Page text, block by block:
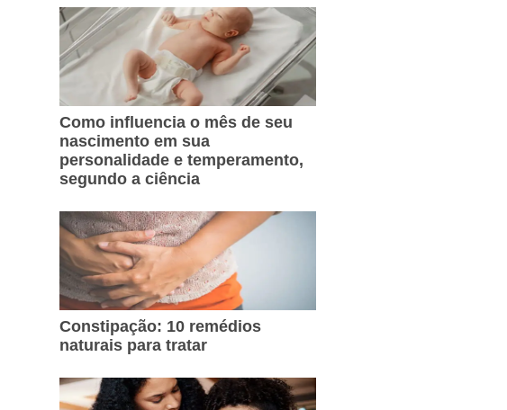
Como influencia o mês de seu
nascimento em sua
personalidade e temperamento,
segundo a ciência
Constipação: 10 remédios
naturais para tratar